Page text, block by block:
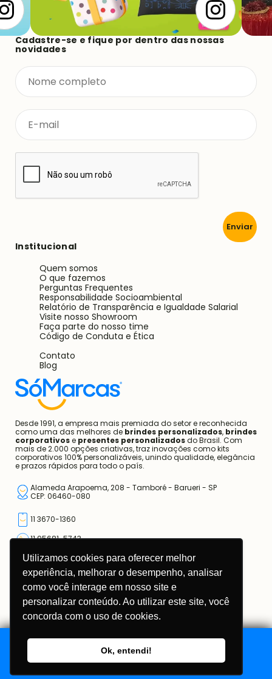
Utilizamos cookies para oferecer melhor
experiência, melhorar o desempenho, analisar
como você interage em nosso site e
personalizar conteúdo. Ao utilizar este site, você
concorda com o uso de cookies.
Ok, entendi!
Adicionar ao Orçamento
Desde 1991, a empresa mais premiada do setor e reconhecida
como uma das melhores de brindes personalizados, brindes
corporativose presentes personalizadosdo Brasil. Com
mais de 2.000 opções criativas, traz inovações como kits
corporativos 100% personalizáveis, unindo qualidade, elegância
e prazos rápidos para todo o país.
Alameda Arapoema, 208 - Tamboré - Barueri - SP
CEP: 06460-080
11 3670-1360
11 95681-5743
atendimento@somarcas.com.br
Mais do que Brindes, Presentes Corporativos!
SO MARCAS COMERCIAL LTDA.
CNPJ: 67.308.981/0001-00
Institucional
Quem somos
O que fazemos
Perguntas Frequentes
Responsabilidade Socioambiental
Relatório de Transparência e Igualdade Salarial
Visite nosso Showroom
Faça parte do nosso time
Código de Conduta e Ética
Contato
Blog
Cadastre-se e fique por dentro das nossas
novidades
Enviar